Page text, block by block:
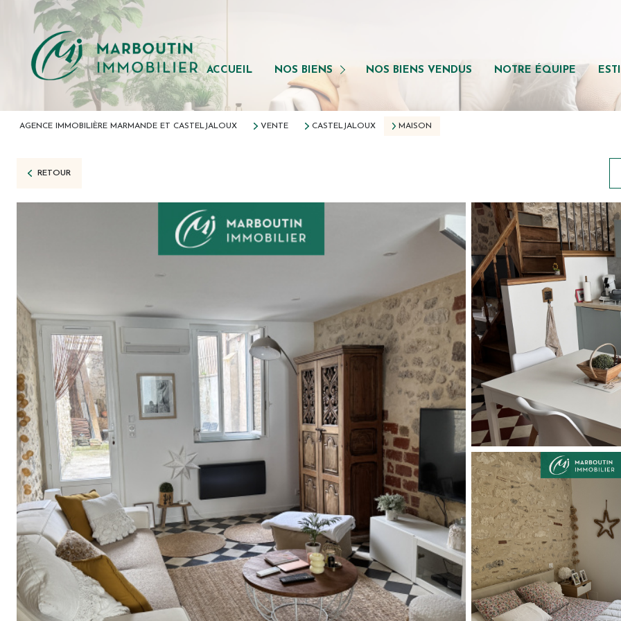
ACCUEIL NOS BIENS
Appartements
Autres biens
NOS BIENS VENDUS NOTRE ÉQUIPE
AGENCE IMMOBILIÈRE MARMANDE ET CASTELJALOUX VENTE CASTELJALOUX MAISON
RETOUR